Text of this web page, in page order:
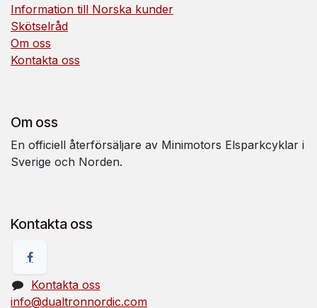
Information till Norska kunder
Skötselråd
Om oss
Kontakta oss
Om oss
En officiell återförsäljare av Minimotors Elsparkcyklar i
Sverige och Norden.
Kontakta oss
Kontakta oss
info@dualtronnordic.com